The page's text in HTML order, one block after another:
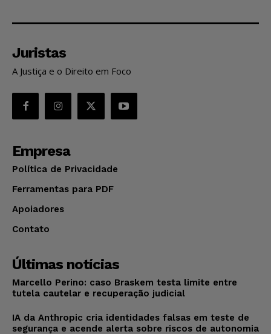
Juristas
A Justiça e o Direito em Foco
Empresa
Política de Privacidade
Ferramentas para PDF
Apoiadores
Contato
Últimas notícias
Marcello Perino: caso Braskem testa limite entre
tutela cautelar e recuperação judicial
IA da Anthropic cria identidades falsas em teste de
segurança e acende alerta sobre riscos de autonomia